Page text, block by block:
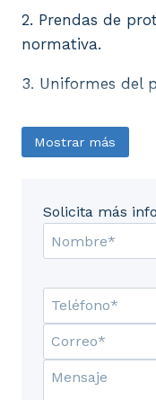
2. Prendas de
normativa.
3. Uniformes del
Mostrar más
Solicita más